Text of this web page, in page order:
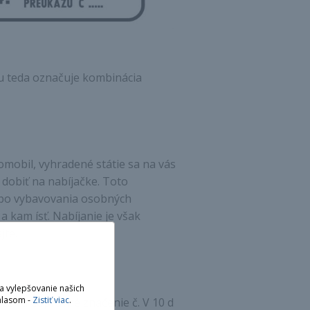
označuje kombinácia
vyhradené státie sa na vás
na nabíjačke. Toto
vybavovania osobných
kam ísť. Nabíjanie je však
dopravné značenie č. V 10 d
vylepšovanie našich
- Zistiť viac.